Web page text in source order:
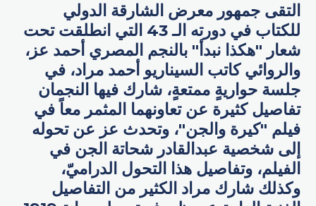
التقى جمهور معرض الشارقة الدولي
للكتاب في دورته الـ 43 التي انطلقت تحت
شعار "هكذا نبدأ" بالنجم المصري أحمد عز،
والروائي كاتب السيناريو أحمد مراد، في
جلسة حواريةٍ ممتعةٍ، شارك فيها النجمان
تفاصيل كثيرة عن تعاونهما المثمر معاً في
فيلم "كيرة والجن"، وتحدث عز عن تحوله
إلى شخصية عبدالقادر شحاتة الجن في
الفيلم، وتفاصيل هذا التحول الدراميّ،
وكذلك شارك مراد الكثير من التفاصيل